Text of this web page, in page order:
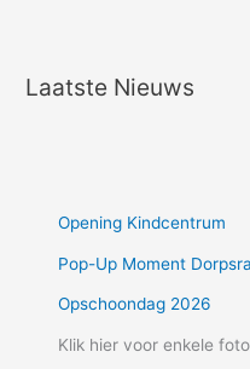
Laatste Nieuws
Opening Kindcentrum
Pop-Up Moment
Opschoondag 2026
Klik hier voor enkele